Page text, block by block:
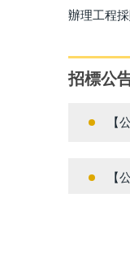
辦理工程
招標公
【
【